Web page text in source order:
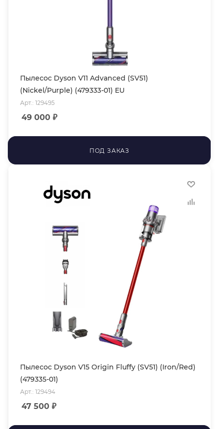
Пылесос Dyson V11 Advanced (SV51)
(Nickel/Purple) (479333-01) EU
Арт.: 129495
49 000 ₽
ПОД ЗАКАЗ
Пылесос Dyson V15 Origin Fluffy (SV51) (Iron/Red)
(479335-01)
Арт.: 129494
47 500 ₽